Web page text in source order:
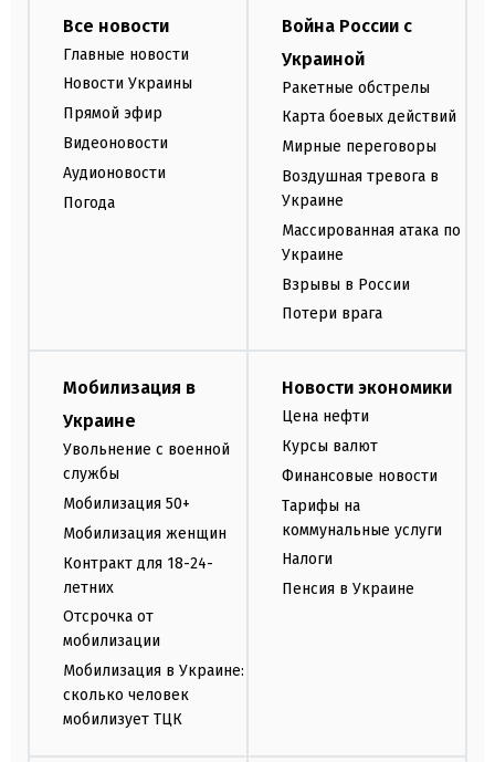
Все новости
Главные новости
Новости Украины
Прямой эфир
Видеоновости
Аудионовости
Погода
Война России с
Украиной
Ракетные обстрелы
Карта боевых действий
Мирные переговоры
Воздушная тревога в
Украине
Массированная атака по
Украине
Взрывы в России
Потери врага
Мобилизация в
Украине
Увольнение с военной
службы
Мобилизация 50+
Мобилизация женщин
Контракт для 18-24-
летних
Отсрочка от
мобилизации
Мобилизация в Украине:
сколько человек
мобилизует ТЦК
Новости экономики
Цена нефти
Курсы валют
Финансовые новости
Тарифы на
коммунальные услуги
Налоги
Пенсия в Украине